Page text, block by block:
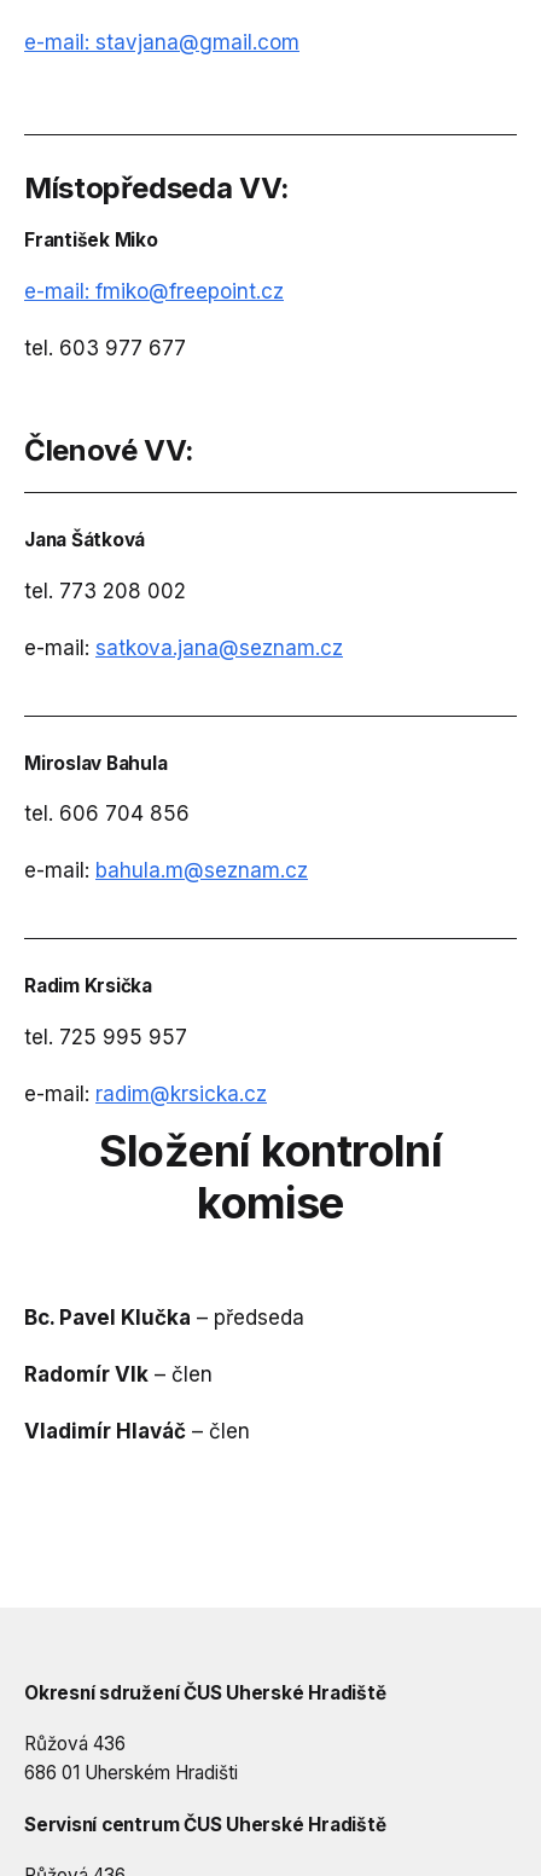
e-mail: stavjana@gmail.com
Místopředseda VV:
František Miko
e-mail: fmiko@freepoint.cz
tel. 603 977 677
Členové VV:
Jana Šátková
tel. 773 208 002
e-mail: satkova.jana@seznam.cz
Miroslav Bahula
tel. 606 704 856
e-mail: bahula.m@seznam.cz
Radim Krsička
tel. 725 995 957
e-mail: radim@krsicka.cz
Složení kontrolní
komise
Bc. Pavel Klučka – předseda
Radomír Vlk – člen
Vladimír Hlaváč – člen
Okresní sdružení ČUS Uherské Hradiště
Růžová 436
686 01 Uherském Hradišti
Servisní centrum ČUS Uherské Hradiště